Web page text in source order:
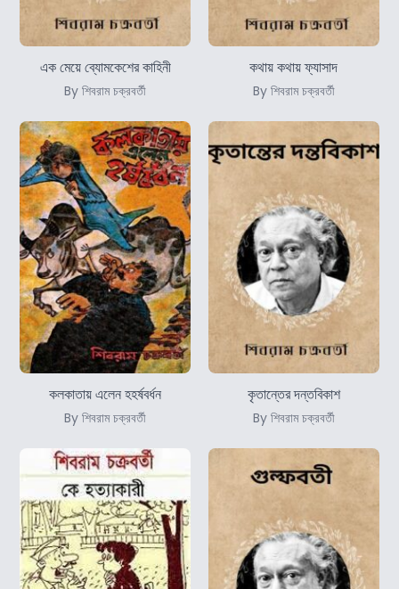
এক মেয়ে ব্যোমকেশের কাহিনী
By শিবরাম চক্রবর্তী
কথায় কথায় ফ্যাসাদ
By শিবরাম চক্রবর্তী
কলকাতায় এলেন হহর্ষবর্ধন
By শিবরাম চক্রবর্তী
কৃতান্তের দন্তবিকাশ
By শিবরাম চক্রবর্তী